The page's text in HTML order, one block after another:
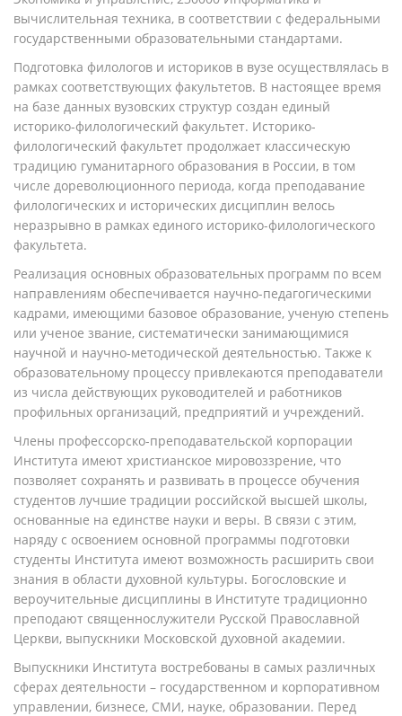
вычислительная техника, в соответствии с федеральными
государственными образовательными стандартами.
Подготовка филологов и историков в вузе осуществлялась в
рамках соответствующих факультетов. В настоящее время
на базе данных вузовских структур создан единый
историко-филологический факультет. Историко-
филологический факультет продолжает классическую
традицию гуманитарного образования в России, в том
числе дореволюционного периода, когда преподавание
филологических и исторических дисциплин велось
неразрывно в рамках единого историко-филологического
факультета.
Реализация основных образовательных программ по всем
направлениям обеспечивается научно-педагогическими
кадрами, имеющими базовое образование, ученую степень
или ученое звание, систематически занимающимися
научной и научно-методической деятельностью. Также к
образовательному процессу привлекаются преподаватели
из числа действующих руководителей и работников
профильных организаций, предприятий и учреждений.
Члены профессорско-преподавательской корпорации
Института имеют христианское мировоззрение, что
позволяет сохранять и развивать в процессе обучения
студентов лучшие традиции российской высшей школы,
основанные на единстве науки и веры. В связи с этим,
наряду с освоением основной программы подготовки
студенты Института имеют возможность расширить свои
знания в области духовной культуры. Богословские и
вероучительные дисциплины в Институте традиционно
преподают священнослужители Русской Православной
Церкви, выпускники Московской духовной академии.
Выпускники Института востребованы в самых различных
сферах деятельности – государственном и корпоративном
управлении, бизнесе, СМИ, науке, образовании. Перед